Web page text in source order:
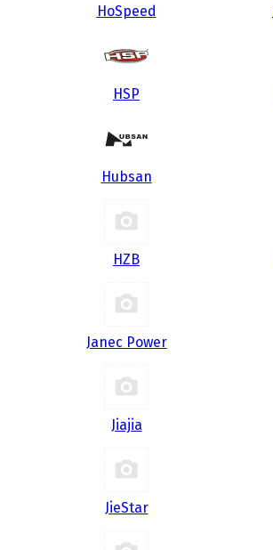
HoSpeed
HSP
Hubsan
HZB
Janec Power
Jiajia
JieStar